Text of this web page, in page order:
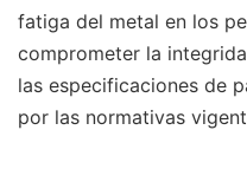
fatiga del metal en los
comprometer la
las especificaciones de
por las normativas